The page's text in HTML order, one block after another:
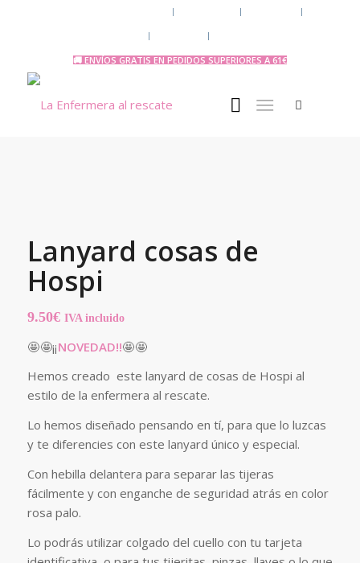
🚚 ENVÍOS GRATIS EN PEDIDOS SUPERIORES A 61€
Lanyard cosas de
Hospi
9.50€ IVA incluido
🤩 🤩¡¡NOVEDAD!!🤩 🤩
Hemos creado este lanyard de cosas de Hospi al
estilo de la enfermera al rescate.
Lo hemos diseñado pensando en tí, para que lo luzcas
y te diferencies con este lanyard único y especial.
Con hebilla delantera para separar las tijeras
fácilmente y con enganche de seguridad atrás en color
rosa palo.
Lo podrás utilizar colgado del cuello con tu tarjeta